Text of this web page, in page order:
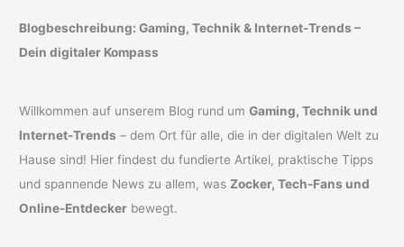
Blogbeschreibung: Gaming, Technik & Internet-Trends –
Dein digitaler Kompass
Willkommen auf unserem Blog rund umGaming, Technik und
Internet-Trends – dem Ort für alle, die in der digitalen Welt zu
Hause sind! Hier findest du fundierte Artikel, praktische Tipps
und spannende News zu allem, wasZocker, Tech-Fans und
Online-Entdecker bewegt.